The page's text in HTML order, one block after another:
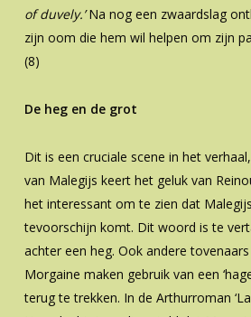
of duvely.’Na nog een zwaardslag
zijn oom die hem wil helpen om zijn
(8)
De heg en de grot
Dit is een cruciale scene in het
van Malegijs keert het geluk van
het interessant om te zien dat Malegijs
tevoorschijn komt. Dit woord is te
achter een heg. Ook andere
Morgaine maken gebruik van een
terug te trekken. In de Arthurroman